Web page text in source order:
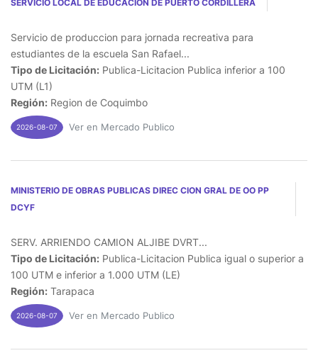
SERVICIO LOCAL DE EDUCACION DE PUERTO CORDILLERA
Servicio de produccion para jornada recreativa para
estudiantes de la escuela San Rafael...
Tipo de Licitación: Publica-Licitacion Publica inferior a 100
UTM (L1)
Región: Region de Coquimbo
2026-08-07 Ver en Mercado Publico
MINISTERIO DE OBRAS PUBLICAS DIREC CION GRAL DE OO PP
DCYF
SERV. ARRIENDO CAMION ALJIBE DVRT...
Tipo de Licitación: Publica-Licitacion Publica igual o superior a
100 UTM e inferior a 1.000 UTM (LE)
Región: Tarapaca
2026-08-07 Ver en Mercado Publico